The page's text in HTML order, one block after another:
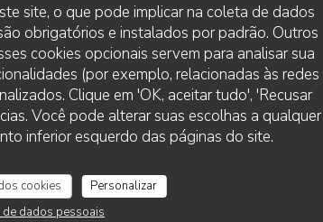
site, o que pode implicar na coleta de dados
obrigatórios e instalados por padrão. Outros
cookies opcionais servem para analisar sua
(por exemplo, relacionadas às redes
Clique em 'OK, aceitar tudo', 'Recusar
Você pode alterar suas escolhas a qualquer
inferior esquerdo das páginas do site.
cookies
Personalizar
dados pessoais
:5/5 menu: 5 /5 quality_price:5/5